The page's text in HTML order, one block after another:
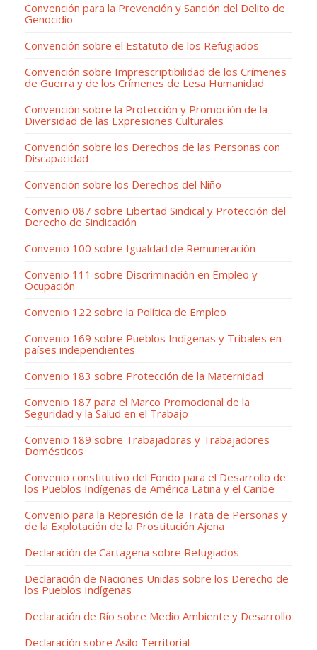
Convención para la Prevención y Sanción del Delito de
Genocidio
Convención sobre el Estatuto de los Refugiados
Convención sobre Imprescriptibilidad de los Crímenes
de Guerra y de los Crímenes de Lesa Humanidad
Convención sobre la Protección y Promoción de la
Diversidad de las Expresiones Culturales
Convención sobre los Derechos de las Personas con
Discapacidad
Convención sobre los Derechos del Niño
Convenio 087 sobre Libertad Sindical y Protección del
Derecho de Sindicación
Convenio 100 sobre Igualdad de Remuneración
Convenio 111 sobre Discriminación en Empleo y
Ocupación
Convenio 122 sobre la Política de Empleo
Convenio 169 sobre Pueblos Indígenas y Tribales en
países independientes
Convenio 183 sobre Protección de la Maternidad
Convenio 187 para el Marco Promocional de la
Seguridad y la Salud en el Trabajo
Convenio 189 sobre Trabajadoras y Trabajadores
Domésticos
Convenio constitutivo del Fondo para el Desarrollo de
los Pueblos Indígenas de América Latina y el Caribe
Convenio para la Represión de la Trata de Personas y
de la Explotación de la Prostitución Ajena
Declaración de Cartagena sobre Refugiados
Declaración de Naciones Unidas sobre los Derecho de
los Pueblos Indígenas
Declaración de Río sobre Medio Ambiente y Desarrollo
Declaración sobre Asilo Territorial